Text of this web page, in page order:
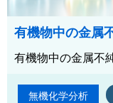
有機物中の金属
有機物中の金属不
無機化学分析